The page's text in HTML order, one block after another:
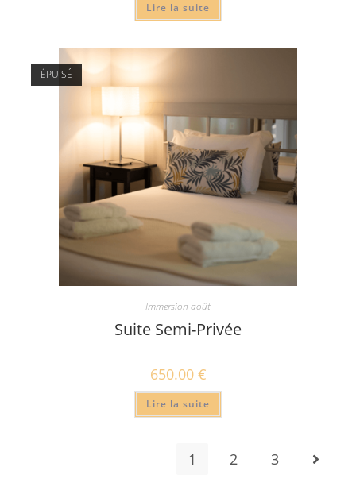
Lire la suite
ÉPUISÉ
Immersion août
Suite Semi-Privée
650.00 €
Lire la suite
1 2 3